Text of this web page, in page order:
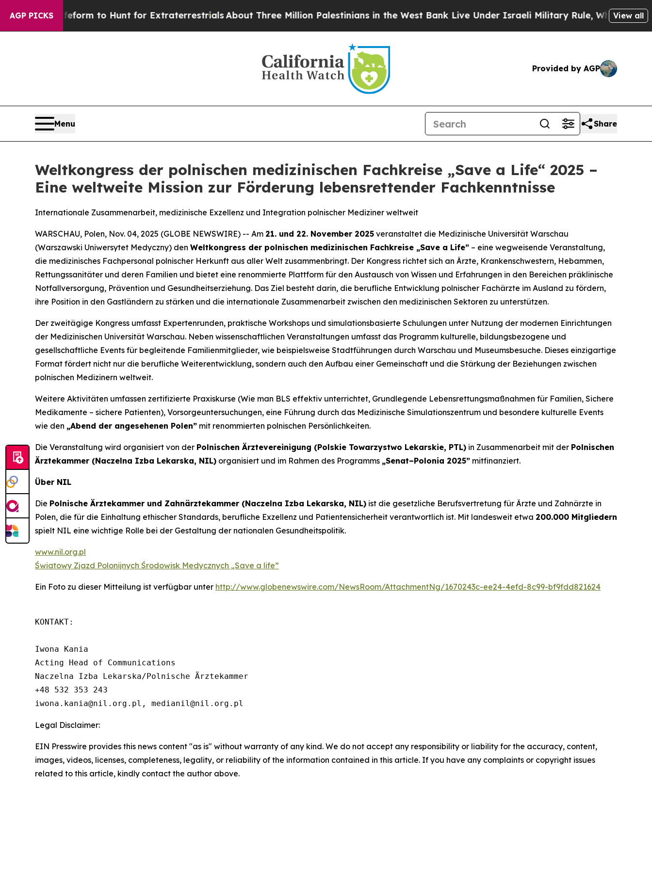
AGP PICKS
Alien Lifeform to Hunt for ExtraterrestrialsAbout Three Million Palestinians in the West Bank Live Under Israeli Military Rule, Which OffersView all
Provided by AGP
Menu Share
Weltkongress der polnischen medizinischen Fachkreise „Save a Life“ 2025 –
Eine weltweite Mission zur Förderung lebensrettender Fachkenntnisse
Internationale Zusammenarbeit, medizinische Exzellenz und Integration polnischer Mediziner weltweit
WARSCHAU, Polen, Nov. 04, 2025 (GLOBE NEWSWIRE) -- Am 21. und 22. November 2025 veranstaltet die Medizinische Universität Warschau
(Warszawski Uniwersytet Medyczny) den Weltkongress der polnischen medizinischen Fachkreise „Save a Life” – eine wegweisende Veranstaltung,
die medizinisches Fachpersonal polnischer Herkunft aus aller Welt zusammenbringt. Der Kongress richtet sich an Ärzte, Krankenschwestern, Hebammen,
Rettungssanitäter und deren Familien und bietet eine renommierte Plattform für den Austausch von Wissen und Erfahrungen in den Bereichen präklinische
Notfallversorgung, Prävention und Gesundheitserziehung. Das Ziel besteht darin, die berufliche Entwicklung polnischer Fachärzte im Ausland zu fördern,
ihre Position in den Gastländern zu stärken und die internationale Zusammenarbeit zwischen den medizinischen Sektoren zu unterstützen.
Der zweitägige Kongress umfasst Expertenrunden, praktische Workshops und simulationsbasierte Schulungen unter Nutzung der modernen Einrichtungen
der Medizinischen Universität Warschau. Neben wissenschaftlichen Veranstaltungen umfasst das Programm kulturelle, bildungsbezogene und
gesellschaftliche Events für begleitende Familienmitglieder, wie beispielsweise Stadtführungen durch Warschau und Museumsbesuche. Dieses einzigartige
Format fördert nicht nur die berufliche Weiterentwicklung, sondern auch den Aufbau einer Gemeinschaft und die Stärkung der Beziehungen zwischen
polnischen Medizinern weltweit.
Weitere Aktivitäten umfassen zertifizierte Praxiskurse (Wie man BLS effektiv unterrichtet, Grundlegende Lebensrettungsmaßnahmen für Familien, Sichere
Medikamente – sichere Patienten), Vorsorgeuntersuchungen, eine Führung durch das Medizinische Simulationszentrum und besondere kulturelle Events
wie den „Abend der angesehenen Polen” mit renommierten polnischen Persönlichkeiten.
Die Veranstaltung wird organisiert von der Polnischen Ärztevereinigung (Polskie Towarzystwo Lekarskie, PTL) in Zusammenarbeit mit der Polnischen
Ärztekammer (Naczelna Izba Lekarska, NIL) organisiert und im Rahmen des Programms „Senat–Polonia 2025” mitfinanziert.
Über NIL
Die Polnische Ärztekammer und Zahnärztekammer (Naczelna Izba Lekarska, NIL) ist die gesetzliche Berufsvertretung für Ärzte und Zahnärzte in
Polen, die für die Einhaltung ethischer Standards, berufliche Exzellenz und Patientensicherheit verantwortlich ist. Mit landesweit etwa 200.000 Mitgliedern
spielt NIL eine wichtige Rolle bei der Gestaltung der nationalen Gesundheitspolitik.
www.nil.org.pl
Światowy Zjazd Polonijnych Środowisk Medycznych „Save a life”
Ein Foto zu dieser Mitteilung ist verfügbar unter http://www.globenewswire.com/NewsRoom/AttachmentNg/1670243c-ee24-4efd-8c99-bf9fdd821624
KONTAKT:
Iwona Kania
Acting Head of Communications
Naczelna Izba Lekarska/Polnische Ärztekammer
+48 532 353 243
iwona.kania@nil.org.pl, medianil@nil.org.pl
Legal Disclaimer:
EIN Presswire provides this news content "as is" without warranty of any kind. We do not accept any responsibility or liability for the accuracy, content,
images, videos, licenses, completeness, legality, or reliability of the information contained in this article. If you have any complaints or copyright issues
related to this article, kindly contact the author above.